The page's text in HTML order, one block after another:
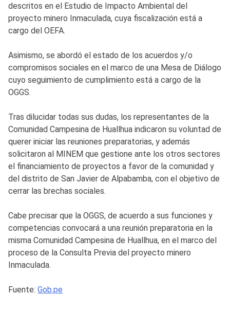
descritos en el Estudio de Impacto Ambiental del
proyecto minero Inmaculada, cuya fiscalización está a
cargo del OEFA.
Asimismo, se abordó el estado de los acuerdos y/o
compromisos sociales en el marco de una Mesa de Diálogo
cuyo seguimiento de cumplimiento está a cargo de la
OGGS.
Tras dilucidar todas sus dudas, los representantes de la
Comunidad Campesina de Huallhua indicaron su voluntad de
querer iniciar las reuniones preparatorias, y además
solicitaron al MINEM que gestione ante los otros sectores
el financiamiento de proyectos a favor de la comunidad y
del distrito de San Javier de Alpabamba, con el objetivo de
cerrar las brechas sociales.
Cabe precisar que la OGGS, de acuerdo a sus funciones y
competencias convocará a una reunión preparatoria en la
misma Comunidad Campesina de Huallhua, en el marco del
proceso de la Consulta Previa del proyecto minero
Inmaculada.
Fuente: Gob.pe